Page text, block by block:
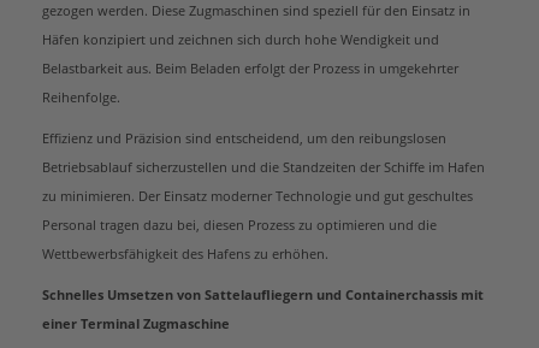
gezogen werden. Diese Zugmaschinen sind speziell für den Einsatz in
Häfen konzipiert und zeichnen sich durch hohe Wendigkeit und
Belastbarkeit aus. Beim Beladen erfolgt der Prozess in umgekehrter
Reihenfolge.
Effizienz und Präzision sind entscheidend, um den reibungslosen
Betriebsablauf sicherzustellen und die Standzeiten der Schiffe im Hafen
zu minimieren. Der Einsatz moderner Technologie und gut geschultes
Personal tragen dazu bei, diesen Prozess zu optimieren und die
Wettbewerbsfähigkeit des Hafens zu erhöhen.
Schnelles Umsetzen von Sattelaufliegern und Containerchassis mit
einer Terminal Zugmaschine